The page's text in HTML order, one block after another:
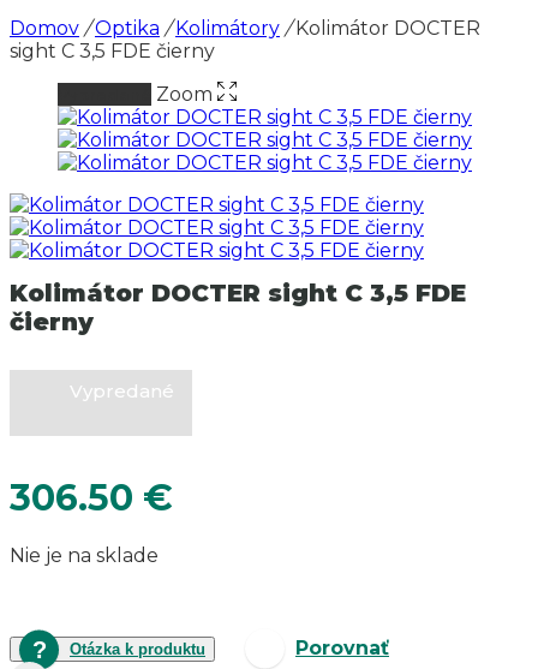
Domov / Optika / Kolimátory /Kolimátor DOCTER
sight C 3,5 FDE čierny
Zoom
Kolimátor DOCTER sight C 3,5 FDE
čierny
Vypredané
306.50 €
Nie je na sklade
Otázka k produktu Porovnať